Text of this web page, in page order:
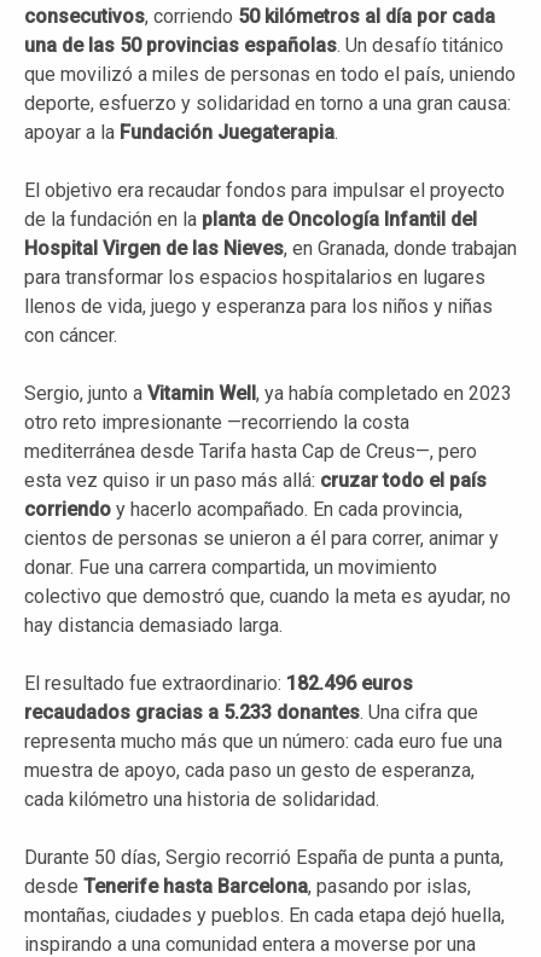
consecutivos, corriendo 50 kilómetros al día por cada
una de las 50 provincias españolas. Un desafío titánico
que movilizó a miles de personas en todo el país, uniendo
deporte, esfuerzo y solidaridad en torno a una gran causa:
apoyar a la Fundación Juegaterapia.
El objetivo era recaudar fondos para impulsar el proyecto
de la fundación en la planta de Oncología Infantil del
Hospital Virgen de las Nieves, en Granada, donde trabajan
para transformar los espacios hospitalarios en lugares
llenos de vida, juego y esperanza para los niños y niñas
con cáncer.
Sergio, junto a Vitamin Well, ya había completado en 2023
otro reto impresionante —recorriendo la costa
mediterránea desde Tarifa hasta Cap de Creus—, pero
esta vez quiso ir un paso más allá: cruzar todo el país
corriendo y hacerlo acompañado. En cada provincia,
cientos de personas se unieron a él para correr, animar y
donar. Fue una carrera compartida, un movimiento
colectivo que demostró que, cuando la meta es ayudar, no
hay distancia demasiado larga.
El resultado fue extraordinario: 182.496 euros
recaudados gracias a 5.233 donantes. Una cifra que
representa mucho más que un número: cada euro fue una
muestra de apoyo, cada paso un gesto de esperanza,
cada kilómetro una historia de solidaridad.
Durante 50 días, Sergio recorrió España de punta a punta,
desde Tenerife hasta Barcelona, pasando por islas,
montañas, ciudades y pueblos. En cada etapa dejó huella,
inspirando a una comunidad entera a moverse por una